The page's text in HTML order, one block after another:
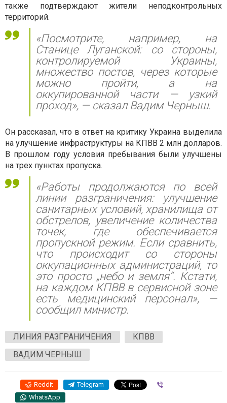
также подтверждают жители неподконтрольных
территорий.
«Посмотрите, например, на
Станице Луганской: со стороны,
контролируемой Украины,
множество постов, через которые
можно пройти, а на
оккупированной части — узкий
проход», — сказал Вадим Черныш.
Он рассказал, что в ответ на критику Украина выделила
на улучшение инфраструктуры на КПВВ 2 млн долларов.
В прошлом году условия пребывания были улучшены
на трех пунктах пропуска.
«Работы продолжаются по всей
линии разграничения: улучшение
санитарных условий, хранилища от
обстрелов, увеличение количества
точек, где обеспечивается
пропускной режим. Если сравнить,
что происходит со стороны
оккупационных администраций, то
это просто „небо и земля“. Кстати,
на каждом КПВВ в сервисной зоне
есть медицинский персонал», —
сообщил министр.
ЛИНИЯ РАЗГРАНИЧЕНИЯ
КПВВ
ВАДИМ ЧЕРНЫШ
Reddit Telegram
WhatsApp